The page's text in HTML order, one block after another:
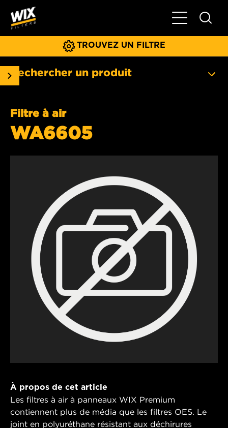
Basculer la
TROUVEZ UN FILTRE
Rechercher un produit
Filtre à air
WA6605
À propos de cet article
Les filtres à air à panneaux WIX Premium
contiennent plus de média que les filtres OES. Le
joint en polyuréthane résistant aux déchirures